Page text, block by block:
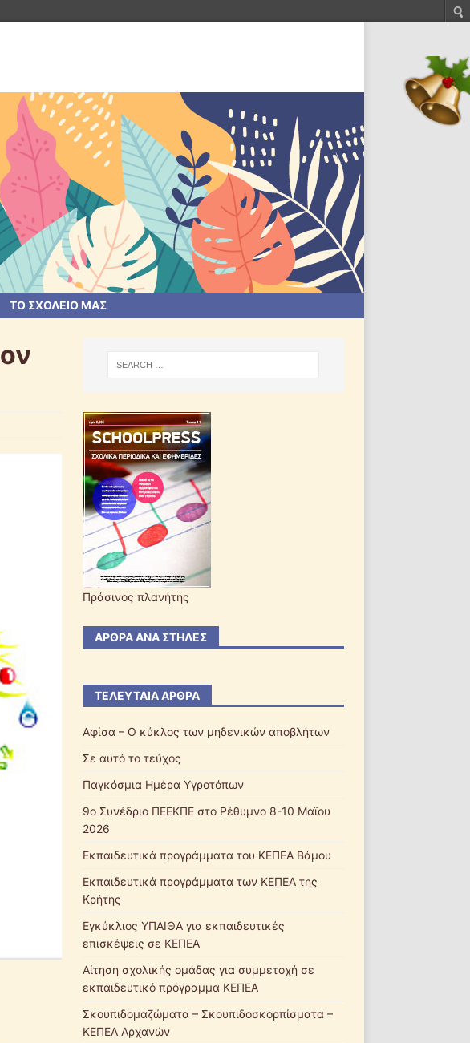
ΤΟ ΣΧΟΛΕΙΟ ΜΑΣ
Πράσινος πλανήτης
ΆΡΘΡΑ ΑΝΆ ΣΤΉΛΕΣ
ΤΕΛΕΥΤΑΊΑ ΆΡΘΡΑ
Αφίσα – Ο κύκλος των μηδενικών αποβλήτων
Σε αυτό το τεύχος
Παγκόσμια Ημέρα Υγροτόπων
9ο Συνέδριο ΠΕΕΚΠΕ στο Ρέθυμνο 8-10 Μαϊου
2026
Εκπαιδευτικά προγράμματα του ΚΕΠΕΑ Βάμου
Εκπαιδευτικά προγράμματα των ΚΕΠΕΑ της
Κρήτης
Εγκύκλιος ΥΠΑΙΘΑ για εκπαιδευτικές
επισκέψεις σε ΚΕΠΕΑ
Αίτηση σχολικής ομάδας για συμμετοχή σε
εκπαιδευτικό πρόγραμμα ΚΕΠΕΑ
Σκουπιδομαζώματα – Σκουπιδοσκορπίσματα –
ΚΕΠΕΑ Αρχανών